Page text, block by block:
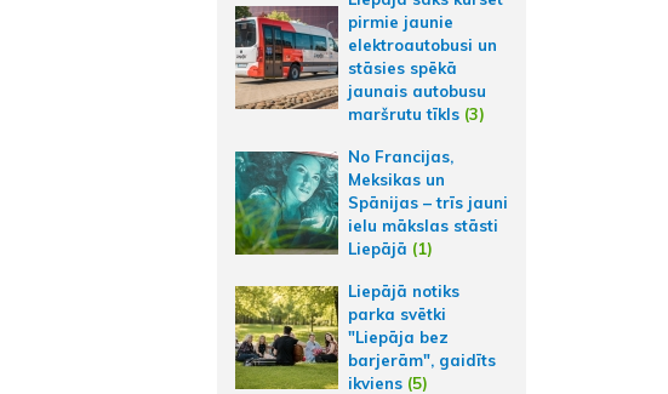
pirmie jaunie
elektroautobusi un
stāsies spēkā
jaunais autobusu
maršrutu tīkls (3)
No Francijas,
Meksikas un
Spānijas – trīs jauni
ielu mākslas stāsti
Liepājā (1)
Liepājā notiks
parka svētki
"Liepāja bez
barjerām", gaidīts
ikviens (5)